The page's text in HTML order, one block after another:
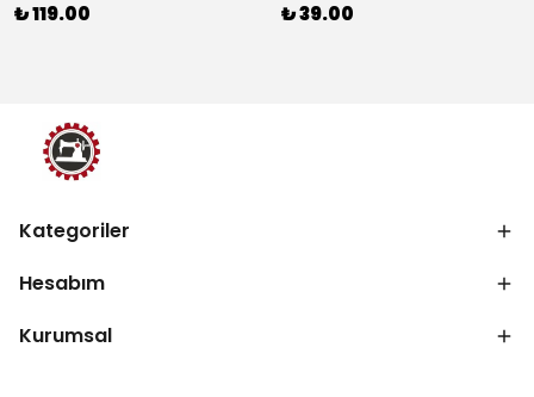
₺ 119.00 ₺ 39.00
Kategoriler
Hesabım
Kurumsal